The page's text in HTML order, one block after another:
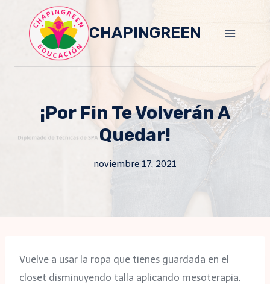
content
CHAPINGREEN
¡Por Fin Te Volverán A
Quedar!
noviembre 17, 2021
Vuelve a usar la ropa que tienes guardada en el
closet disminuyendo talla aplicando mesoterapia.